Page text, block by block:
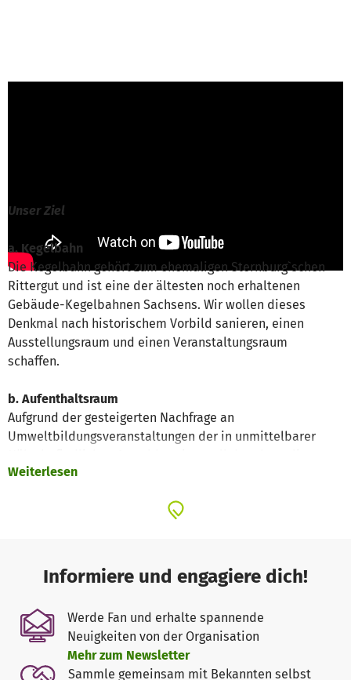
Unser Ziel
a. Kegelbahn
Die Kegelbahn gehört zum ehemaligen Sternburg`schen
Rittergut und ist eine der ältesten noch erhaltenen
Gebäude-Kegelbahnen Sachsens. Wir wollen dieses
Denkmal nach historischem Vorbild sanieren, einen
Ausstellungsraum und einen Veranstaltungsraum
schaffen.
b. Aufenthaltsraum
Aufgrund der gesteigerten Nachfrage an
Umweltbildungsveranstaltungen der in unmittelbarer
Aufenthaltsraum zu einem beheizbaren Seminarraum
Ortschaftsrat als Beratungsstätte, ortsansässigen
Objektbeschreibung
Die ehemalige Kegelbahn ist gemäß § 2 Abs. 1
Sächsisches Denkmalschutzgesetz (SächsDSchG), als
Sachgesamtheit vom Schloss und Schlosspark Lützschena
als Kulturdenkmal erfasst. Es besitzt eine hohe
ortsgeschichtliche, baugeschichtliche,
Weiterlesen
Informiere und engagiere dich!
Werde Fan und erhalte spannende
Neuigkeiten von der Organisation
Mehr zum Newsletter
Sammle gemeinsam mit Bekannten selbst